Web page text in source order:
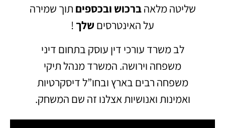
שליטה מלאהברכוש ובכספים תוך שמירה
על האינטרסים שלך!
לב משרד עורכי דין עוסק בתחום דיני
משפחה וירושה. המשרד מנהל תיקי
משפחה רבים בארץ ובחו”ל דיסקרטיות
ואמינות ואנושיות אצלנו זה שם המשחק.